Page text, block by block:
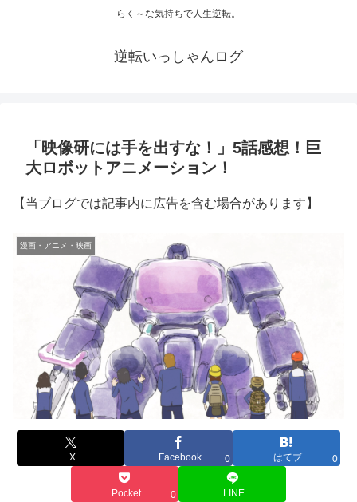
らく～な気持ちで人生逆転。
逆転いっしゃんログ
「映像研には手を出すな！」5話感想！巨
大ロボットアニメーション！
【当ブログでは記事内に広告を含む場合があります】
漫画・アニメ・映画
X Facebook 0 はてブ 0
Pocket 0 LINE